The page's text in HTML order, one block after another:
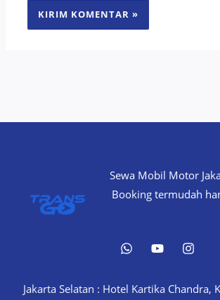
Sewa Mobil Motor
Booking termudah
Jakarta Selatan : Hotel Kartika Chandra,